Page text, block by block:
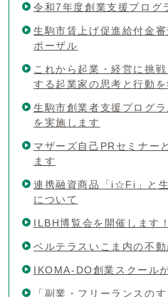
令和7年度創業支援プログ
生駒市賃上げ促進給付金
ポーザル
これから起業・経営に挑
する起業家の思考と行動
生駒市創業者支援プログ
を実施します
マザーズ自己PRセミナー
ます
連携融資商品「i☆Fi」と
について
ILBH博覧会を開催します！
ベルテラスいこま内の不
IKOMA-DO創業スクール
「副業・フリーランスの